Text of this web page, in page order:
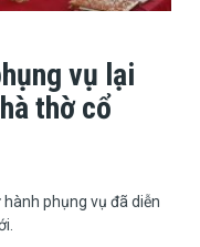
vụ lại
thờ cổ
phụng vụ đã diễn